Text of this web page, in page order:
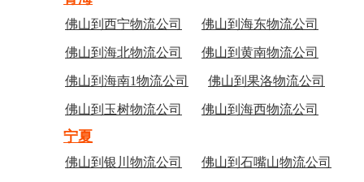
佛山到西宁物流公司 佛山到海东物流公司
佛山到海北物流公司 佛山到黄南物流公司
佛山到海南1物流公司 佛山到果洛物流公司
佛山到玉树物流公司 佛山到海西物流公司
宁夏
佛山到银川物流公司 佛山到石嘴山物流公司